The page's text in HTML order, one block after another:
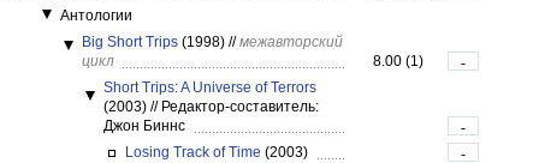
Антологии
Big Short Trips (1998) // межавторский
цикл
8.00 (1)
-
Short Trips: A Universe of Terrors
(2003) //Редактор-составитель:
Джон Биннс
-
Losing Track of Time (2003)
-